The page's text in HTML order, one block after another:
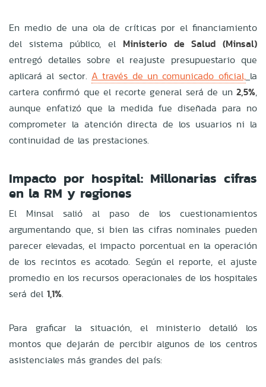
En medio de una ola de críticas por el financiamiento
del sistema público, el Ministerio de Salud (Minsal)
entregó detalles sobre el reajuste presupuestario que
aplicará al sector. A través de un comunicado oficial, la
cartera confirmó que el recorte general será de un 2,5%,
aunque enfatizó que la medida fue diseñada para no
comprometer la atención directa de los usuarios ni la
continuidad de las prestaciones.
Impacto por hospital: Millonarias cifras
en la RM y regiones
El Minsal salió al paso de los cuestionamientos
argumentando que, si bien las cifras nominales pueden
parecer elevadas, el impacto porcentual en la operación
de los recintos es acotado. Según el reporte, el ajuste
promedio en los recursos operacionales de los hospitales
será del 1,1%.
Para graficar la situación, el ministerio detalló los
montos que dejarán de percibir algunos de los centros
asistenciales más grandes del país: